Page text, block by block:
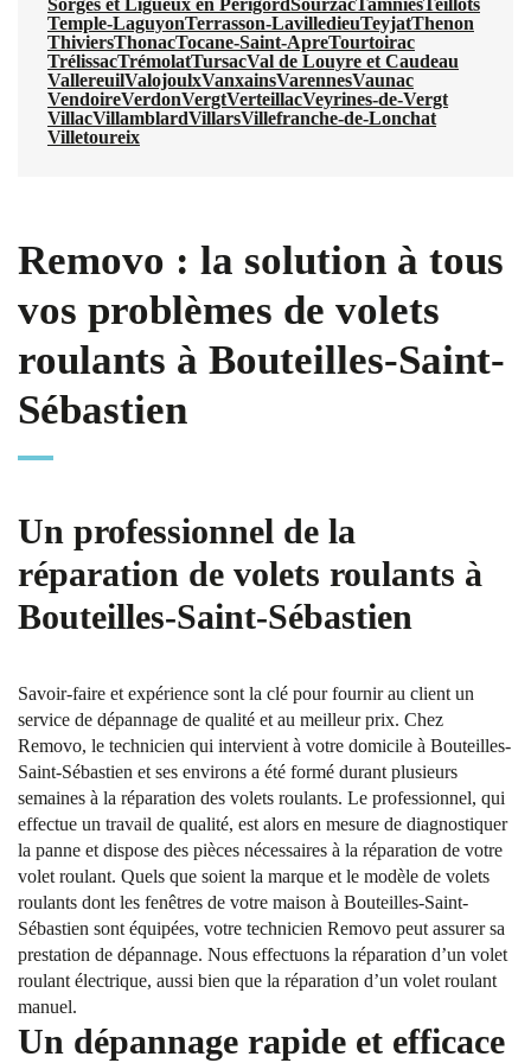
Sorges et Ligueux en PérigordSourzacTamnièsTeillots
Temple-LaguyonTerrasson-LavilledieuTeyjatThenon
ThiviersThonacTocane-Saint-ApreTourtoirac
TrélissacTrémolatTursacVal de Louyre et Caudeau
VallereuilValojoulxVanxainsVarennesVaunac
VendoireVerdonVergtVerteillacVeyrines-de-Vergt
VillacVillamblardVillarsVillefranche-de-Lonchat
Villetoureix
Removo : la solution à tous
vos problèmes de volets
roulants à Bouteilles-Saint-
Sébastien
Un professionnel de la
réparation de volets roulants à
Bouteilles-Saint-Sébastien
Savoir-faire et expérience sont la clé pour fournir au client un
service de dépannage de qualité et au meilleur prix. Chez
Removo, le technicien qui intervient à votre domicile à Bouteilles-
Saint-Sébastien et ses environs a été formé durant plusieurs
semaines à la réparation des volets roulants. Le professionnel, qui
effectue un travail de qualité, est alors en mesure de diagnostiquer
la panne et dispose des pièces nécessaires à la réparation de votre
volet roulant. Quels que soient la marque et le modèle de volets
roulants dont les fenêtres de votre maison à Bouteilles-Saint-
Sébastien sont équipées, votre technicien Removo peut assurer sa
prestation de dépannage. Nous effectuons la réparation d’un volet
roulant électrique, aussi bien que la réparation d’un volet roulant
manuel.
Un dépannage rapide et efficace